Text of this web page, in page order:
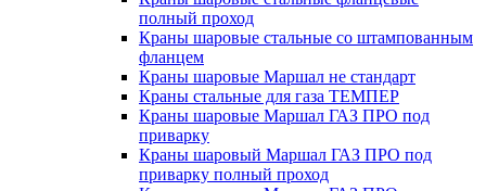
полный проход
Краны шаровые стальные со штампованным
фланцем
Краны шаровые Маршал не стандарт
Краны стальные для газа ТЕМПЕР
Краны шаровые Маршал ГАЗ ПРО под
приварку
Краны шаровый Маршал ГАЗ ПРО под
приварку полный проход